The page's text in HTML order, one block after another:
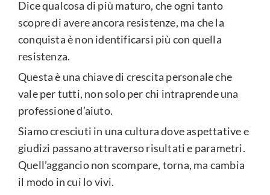
Dice qualcosa di più maturo, che ogni tanto
scopre di avere ancora resistenze, ma che la
conquista è non identificarsi più con quella
resistenza.
Questa è una chiave di crescita personale che
vale per tutti, non solo per chi intraprende una
professione d’aiuto.
Siamo cresciuti in una cultura dove aspettative e
giudizi passano attraverso risultati e parametri.
Quell’aggancio non scompare, torna, ma cambia
il modo in cui lo vivi.